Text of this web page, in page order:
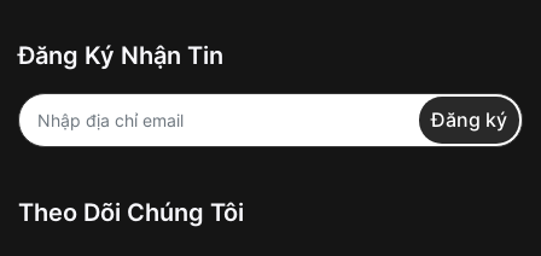
Từ khóa SEO:
Khách hàng được
thanh toán
Đăng Ký Nhận Tin
Đăng ký
Theo Dõi Chúng Tôi